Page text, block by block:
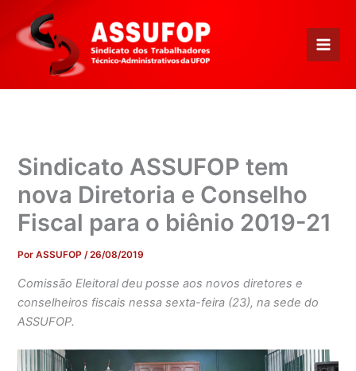
para
conteúdo
Sindicato ASSUFOP tem
nova Diretoria e Conselho
Fiscal para o biênio 2019-21
PorASSUFOP/26/08/2019
Comissão Eleitoral deu posse aos novos diretores e
conselheiros fiscais nessa sexta-feira (23), na sede do
ASSUFOP.